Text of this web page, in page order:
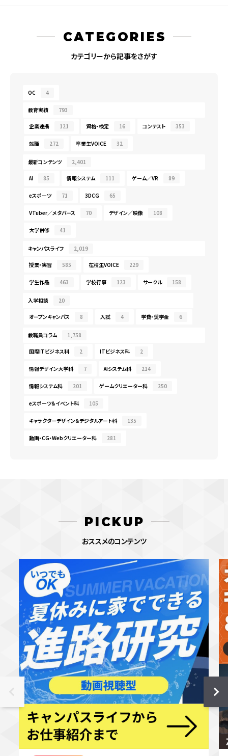
CATEGORIES
カテゴリーから記事をさがす
OC 4
教育実績 793
企業連携 121 資格・検定 16 コンテスト 353
就職 272 卒業生VOICE 32
最新コンテンツ 2,401
AI 85 情報システム 111 ゲーム／VR 89
eスポーツ 71 3DCG 65
VTuber／メタバース 70 デザイン／映像 108
大学併修 41
キャンパスライフ 2,019
授業・実習 585 在校生VOICE 229
学生作品 463 学校行事 123 サークル 158
入学相談 20
オープンキャンパス 8 入試 4 学費・奨学金 6
教職員コラム 1,758
国際ITビジネス科 2 ITビジネス科 2
情報デザイン大学科 7 AIシステム科 214
情報システム科 201 ゲームクリエーター科 250
eスポーツ＆イベント科 105
キャラクターデザイン＆デジタルアート科 135
動画・CG・Webクリエーター科 281
PICKUP
おススメのコンテンツ